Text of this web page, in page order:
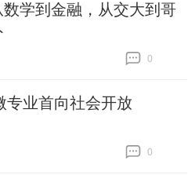
学到金融，从交大到哥
0
专业首向社会开放
0